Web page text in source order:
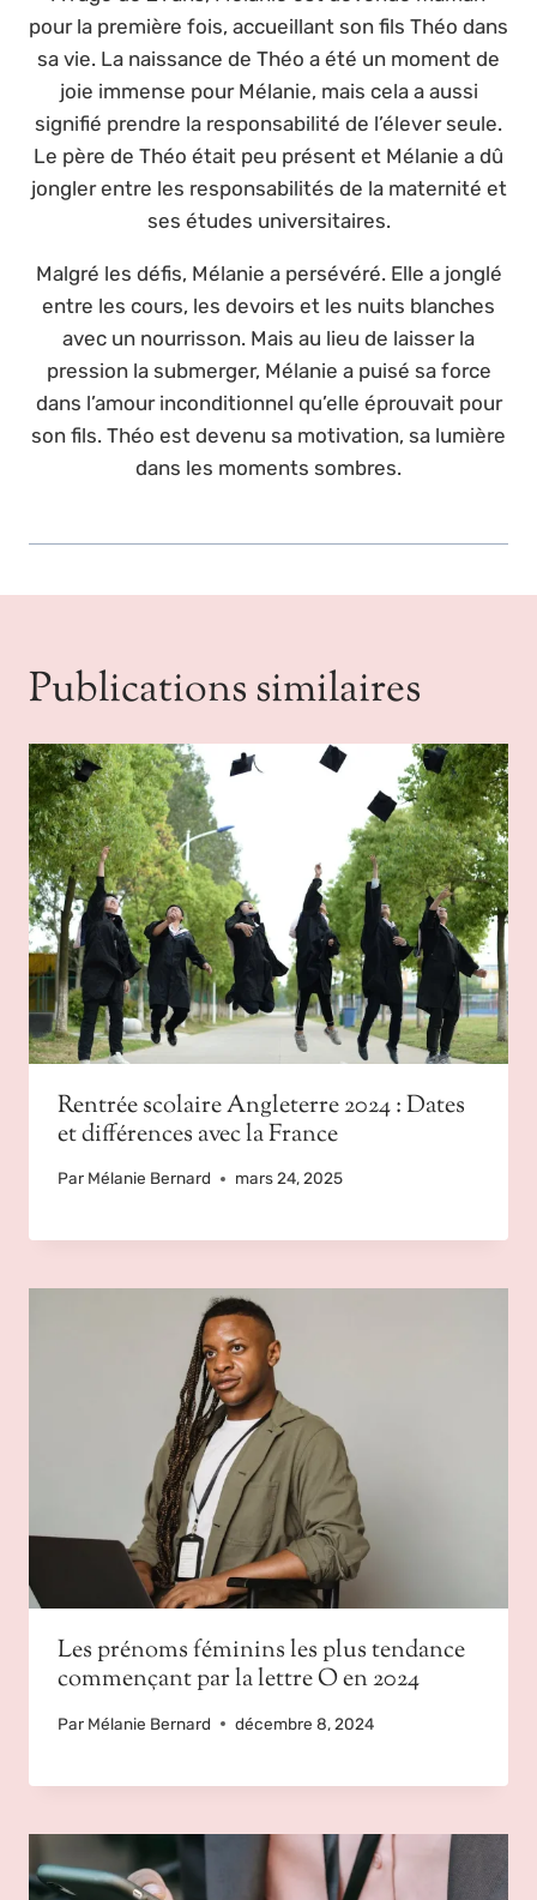
pour la première fois, accueillant son fils Théo dans
sa vie. La naissance de Théo a été un moment de
joie immense pour Mélanie, mais cela a aussi
signifié prendre la responsabilité de l’élever seule.
Le père de Théo était peu présent et Mélanie a dû
jongler entre les responsabilités de la maternité et
ses études universitaires.
Malgré les défis, Mélanie a persévéré. Elle a jonglé
entre les cours, les devoirs et les nuits blanches
avec un nourrisson. Mais au lieu de laisser la
pression la submerger, Mélanie a puisé sa force
dans l’amour inconditionnel qu’elle éprouvait pour
son fils. Théo est devenu sa motivation, sa lumière
dans les moments sombres.
Publications similaires
Rentrée scolaire Angleterre 2024 : Dates
et différences avec la France
Par Mélanie Bernard mars 24, 2025
Les prénoms féminins les plus tendance
commençant par la lettre O en 2024
Par Mélanie Bernard décembre 8, 2024